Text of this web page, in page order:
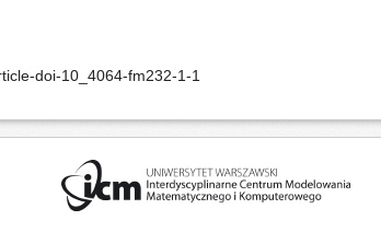
doi-10_4064-fm232-1-1